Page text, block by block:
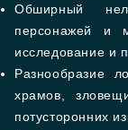
Обширный
персонажей и
исследование и
Разнообразие
храмов,
потусторонних